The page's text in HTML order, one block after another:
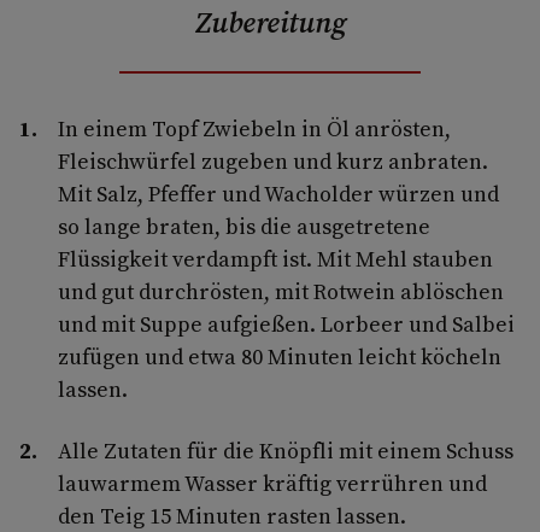
Zubereitung
In einem Topf Zwiebeln in Öl anrösten,
Fleischwürfel zugeben und kurz anbra­ten.
Mit Salz, Pfeffer und Wacholder würzen und
so lange braten, bis die aus­getretene
Flüssigkeit verdampft ist. Mit Mehl stauben
und gut durchrösten, mit Rotwein ablöschen
und mit Suppe auf­gießen. Lorbeer und Salbei
zufügen und etwa 80 Minuten leicht köcheln
lassen.
Alle Zutaten für die Knöpfli mit einem Schuss
lauwarmem Wasser kräftig ver­rühren und
den Teig 15 Minuten rasten lassen.